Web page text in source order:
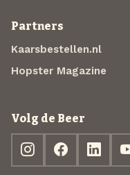
Partners
Kaarsbestellen.nl
Hopster Magazine
Volg de Beer